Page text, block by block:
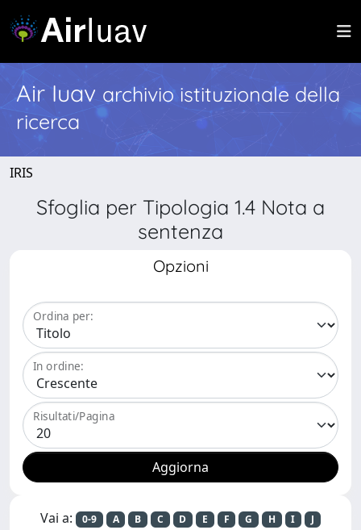
Air Iuav archivio istituzionale della
ricerca
IRIS
Sfoglia per Tipologia 1.4 Nota a
sentenza
Opzioni
Ordina per:
In ordine:
Risultati/Pagina
Vai a: 0-9 A B C D E F G H I
J